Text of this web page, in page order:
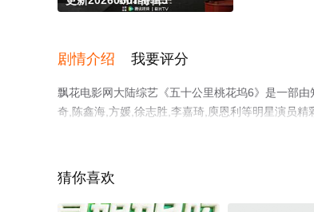
剧情介绍 我要评分
飘花电影网大陆综艺《五十公里桃花坞6》是一部
奇,陈鑫海,方媛,徐志胜,李嘉琦,庾恩利等明星演员
影院，更多相关信息可移步至豆瓣综艺、电视猫或
猜你喜欢